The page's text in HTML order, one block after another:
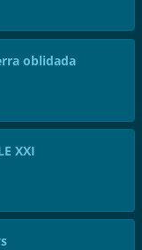
oblidada
XXI